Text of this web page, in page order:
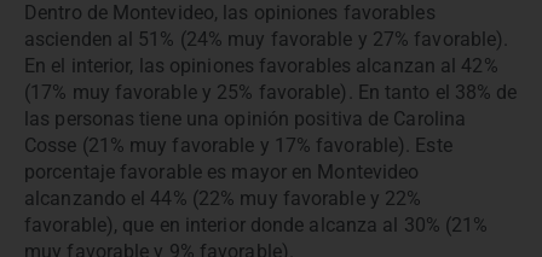
Dentro de Montevideo, las opiniones favorables
ascienden al 51% (24% muy favorable y 27% favorable).
En el interior, las opiniones favorables alcanzan al 42%
(17% muy favorable y 25% favorable). En tanto el 38% de
las personas tiene una opinión positiva de Carolina
Cosse (21% muy favorable y 17% favorable). Este
porcentaje favorable es mayor en Montevideo
alcanzando el 44% (22% muy favorable y 22%
favorable), que en interior donde alcanza al 30% (21%
muy favorable y 9% favorable).